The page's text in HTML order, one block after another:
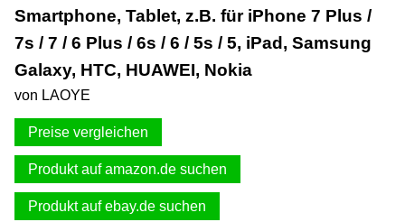
Presse
Datenschutz
Impressum
Smartphone, Tablet, z.B. für iPhone 7 Plus /
7s / 7 / 6 Plus / 6s / 6 / 5s / 5, iPad, Samsung
Galaxy, HTC, HUAWEI, Nokia
von LAOYE
Preise vergleichen
Produkt auf amazon.de suchen
Produkt auf ebay.de suchen